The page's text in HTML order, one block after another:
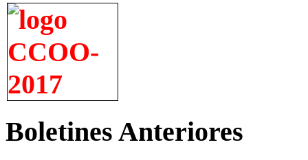
Boletines Anteriores